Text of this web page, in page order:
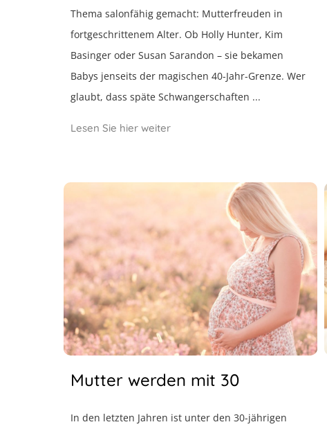
Thema salonfähig gemacht: Mutterfreuden in
fortgeschrittenem Alter. Ob Holly Hunter, Kim
Basinger oder Susan Sarandon – sie bekamen
Babys jenseits der magischen 40-Jahr-Grenze. Wer
glaubt, dass späte Schwangerschaften ...
Lesen Sie hier weiter
Mutter werden mit 30
In den letzten Jahren ist unter den 30-jährigen